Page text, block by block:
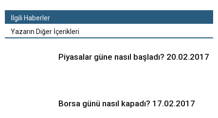
İlgili Haberler
Yazarın Diğer İçerikleri
Piyasalar güne nasıl başladı? 20.02.2017
Borsa günü nasıl kapadı? 17.02.2017